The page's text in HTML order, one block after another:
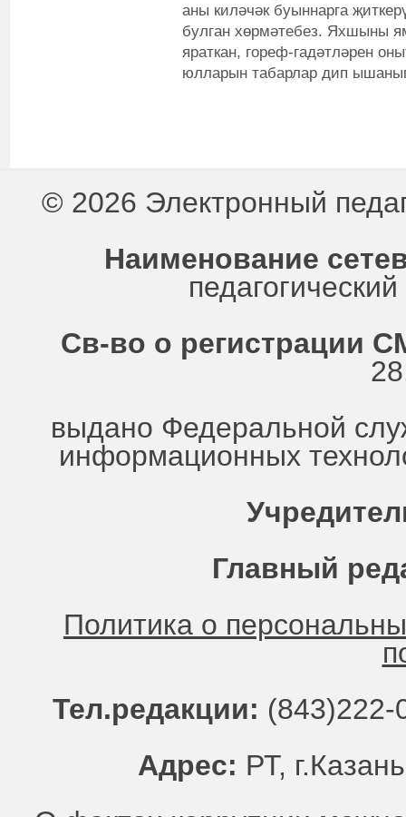
аны киләчәк буыннарга
булган хөрмәтебез. Яхшыны
яраткан, гореф-гадәтләрен
юлларын табарлар дип
© 2026 Электронный
Наименование
Св-во о регистрации
выдано Федеральной
информационных
Главный
Политика о
Тел.редакции:
Адрес: РТ,